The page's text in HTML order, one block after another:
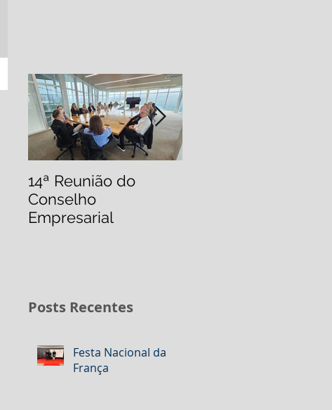
14ª Reunião do
Conselho
Empresarial
Posts Recentes
Festa Nacional da
França